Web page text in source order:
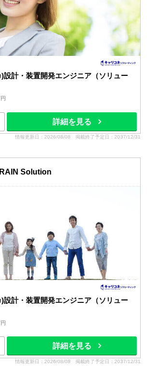
)設計・装置開発エンジニア（ソリュー
詳細を見る
情報更新日：2026/08/08 掲載終了予定日：2037/12/31
Solution
)設計・装置開発エンジニア（ソリュー
詳細を見る
情報更新日：2026/08/08 掲載終了予定日：2037/12/31